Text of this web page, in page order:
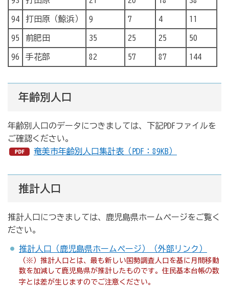
94 打田原（鯨浜） 9 7 4 11
95 前肥田 35 25 25 50
96 手花部 82 57 87 144
年齢別人口
年齢別人口のデータにつきましては、下記PDFファイルを
ご確認ください。
奄美市年齢別人口集計表（PDF：89KB）
推計人口
推計人口につきましては、鹿児島県ホームページをご覧く
ださい。
推計人口（鹿児島県ホームページ）（外部リンク）
（※）推計人口とは、最も新しい国勢調査人口を基に月間移動
数を加減して鹿児島県が推計したものです。住民基本台帳の数
字とは差が生じますのでご注意ください。